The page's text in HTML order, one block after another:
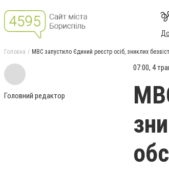
Головна МВС запустило Єдиний реєстр осіб, зниклих
Головний редактор
07:00, 4